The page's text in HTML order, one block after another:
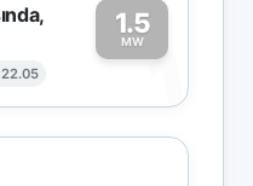
1.5
MW1